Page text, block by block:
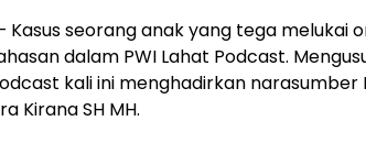
Kasus seorang anak yang tega melukai
dalam PWI Lahat Podcast.
kali ini menghadirkan
Kirana SH MH.